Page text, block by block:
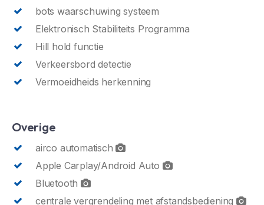
bots waarschuwing systeem
Elektronisch Stabiliteits Programma
Hill hold functie
Verkeersbord detectie
Vermoeidheids herkenning
Overige
airco automatisch
Apple Carplay/Android Auto
Bluetooth
centrale vergrendeling met afstandsbediening